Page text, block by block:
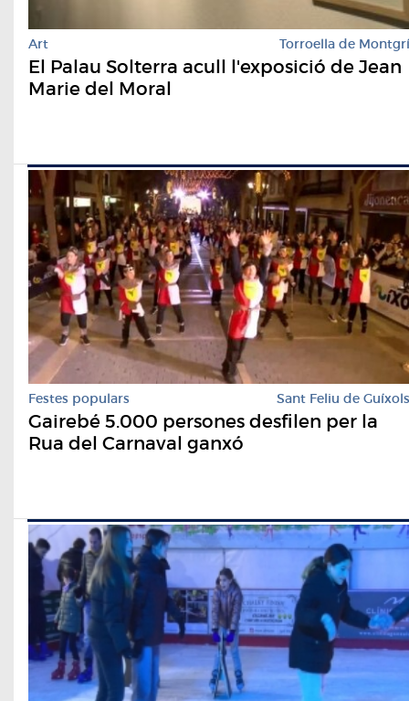
Art Torroella de Montgrí
El Palau Solterra acull l'exposició de Jean
Marie del Moral
Festes populars Sant Feliu de Guíxols
Gairebé 5.000 persones desfilen per la
Rua del Carnaval ganxó